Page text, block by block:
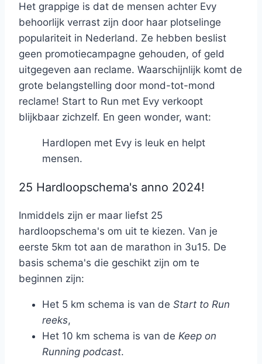
Het grappige is dat de mensen achter Evy
behoorlijk verrast zijn door haar plotselinge
populariteit in Nederland. Ze hebben beslist
geen promotiecampagne gehouden, of geld
uitgegeven aan reclame. Waarschijnlijk komt de
grote belangstelling door mond-tot-mond
reclame! Start to Run met Evy verkoopt
blijkbaar zichzelf. En geen wonder, want:
Hardlopen met Evy is leuk en helpt
mensen.
25 Hardloopschema's anno 2024!
Inmiddels zijn er maar liefst 25
hardloopschema's om uit te kiezen. Van je
eerste 5km tot aan de marathon in 3u15. De
basis schema's die geschikt zijn om te
beginnen zijn:
Het 5 km schema is van de Start to Run
reeks,
Het 10 km schema is van de Keep on
Running podcast.